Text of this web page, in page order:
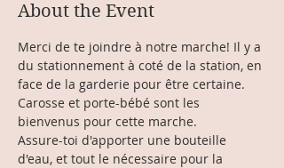
About the Event
Merci de te joindre à notre marche! Il y a
du stationnement à coté de la station, en
face de la garderie pour être certaine.
Carosse et porte-bébé sont les
bienvenus pour cette marche.
Assure-toi d'apporter une bouteille
d'eau, et tout le nécessaire pour la